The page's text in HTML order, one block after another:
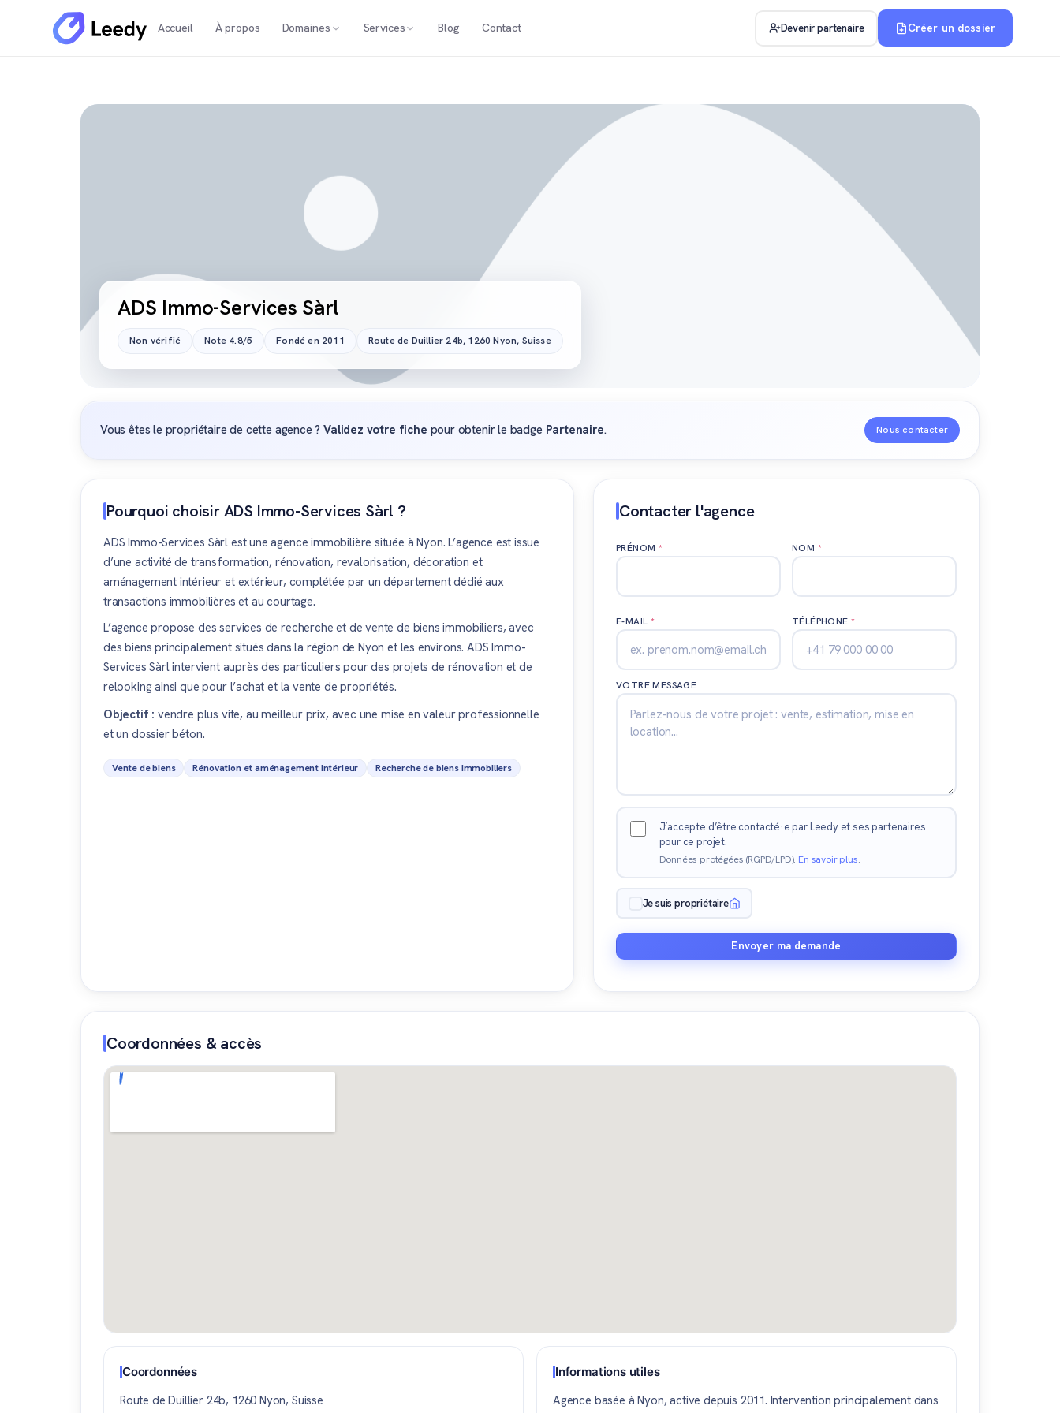
Accueil À propos Domaines Services Blog Contact Devenir partenaire Créer un dossier
ADS Immo-Services Sàrl
Non vérifié Note 4.8/5 Fondé en 2011 Route de Duillier 24b, 1260 Nyon, Suisse
Vous êtes le propriétaire de cette agence ?Validez votre fiche pour obtenir le badge Partenaire. Nous contacter
Pourquoi choisir ADS Immo-Services Sàrl ?
ADS Immo-Services Sàrl est une agence immobilière située à Nyon. L’agence est issue
d’une activité de transformation, rénovation, revalorisation, décoration et
aménagement intérieur et extérieur, complétée par un département dédié aux
transactions immobilières et au courtage.
L’agence propose des services de recherche et de vente de biens immobiliers, avec
des biens principalement situés dans la région de Nyon et les environs. ADS Immo-
Services Sàrl intervient auprès des particuliers pour des projets de rénovation et de
relooking ainsi que pour l’achat et la vente de propriétés.
Objectif : vendre plus vite, au meilleur prix, avec une mise en valeur professionnelle
et un dossier béton.
Vente de biens Rénovation et aménagement intérieur Recherche de biens immobiliers
Contacter l'agence
PRÉNOM * NOM *
E-MAIL * TÉLÉPHONE*
VOTRE MESSAGE
J’accepte d’être contacté·e par Leedy et ses partenaires
pour ce projet.
Données protégées (RGPD/LPD). En savoir plus.
Je suis propriétaire
Envoyer ma demande
Coordonnées & accès
Coordonnées
Route de Duillier 24b, 1260 Nyon, Suisse
Informations utiles
Agence basée à Nyon, active depuis 2011. Intervention principalement dans